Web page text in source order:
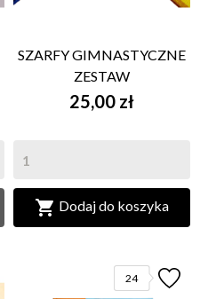
SZARFY GIMNASTYCZNE
ZESTAW
25,00 zł
 Dodaj do koszyka
24